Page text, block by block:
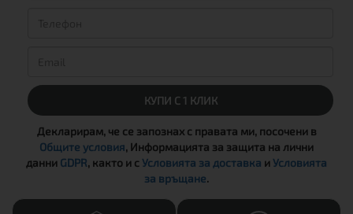
КУПИ С 1 КЛИК
Декларирам, че се запознах с правата ми, посочени в
Общите условия, Информацията за защита на лични
данни GDPR, както и сУсловията за доставка иУсловията
за връщане.